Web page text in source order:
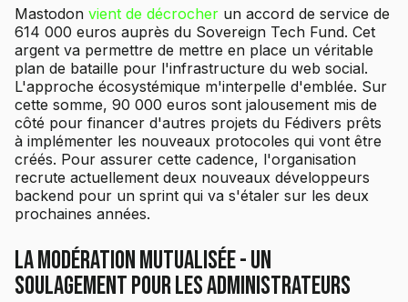
Mastodon vient de décrocher un accord de service de
614 000 euros auprès du Sovereign Tech Fund. Cet
argent va permettre de mettre en place un véritable
plan de bataille pour l'infrastructure du web social.
L'approche écosystémique m'interpelle d'emblée. Sur
cette somme, 90 000 euros sont jalousement mis de
côté pour financer d'autres projets du Fédivers prêts
à implémenter les nouveaux protocoles qui vont être
créés. Pour assurer cette cadence, l'organisation
recrute actuellement deux nouveaux développeurs
backend pour un sprint qui va s'étaler sur les deux
prochaines années.
La modération mutualisée - Un
soulagement pour les administrateurs